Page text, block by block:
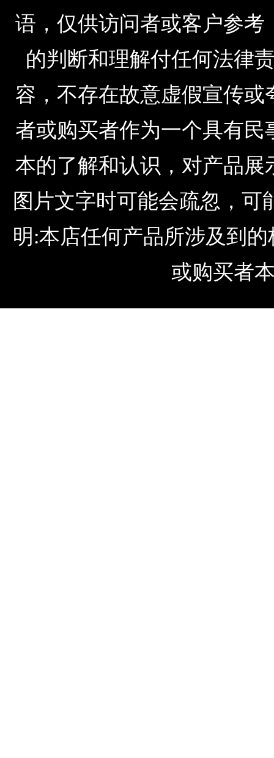
语，仅供访问者或客户参
的判断和理解付任何法律
容，不存在故意虚假宣传
者或购买者作为一个具有
本的了解和认识，对产品
图片文字时可能会疏忽，
明:本店任何产品所涉及到
或购买者